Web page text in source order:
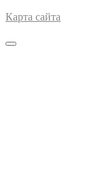
Карта сайта